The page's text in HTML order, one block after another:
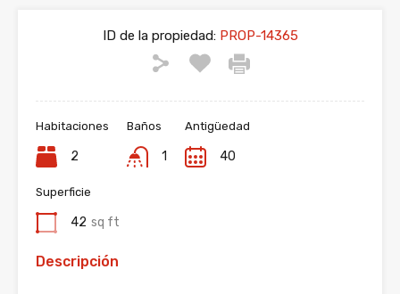
ID de la propiedad:PROP-14365
Habitaciones
2
Baños
1
Antigüedad
40
Superficie
42 sq ft
Descripción